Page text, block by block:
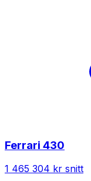
Ferrari 430
1 465 304 kr snitt